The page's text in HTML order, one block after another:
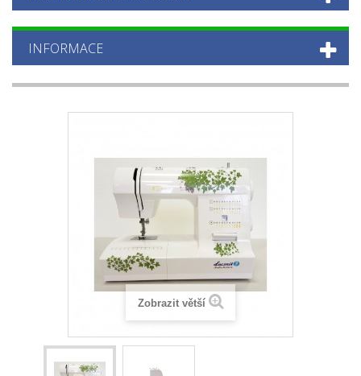
INFORMACE
Zobrazit větší